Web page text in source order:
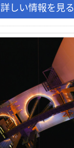
詳しい情報を見る